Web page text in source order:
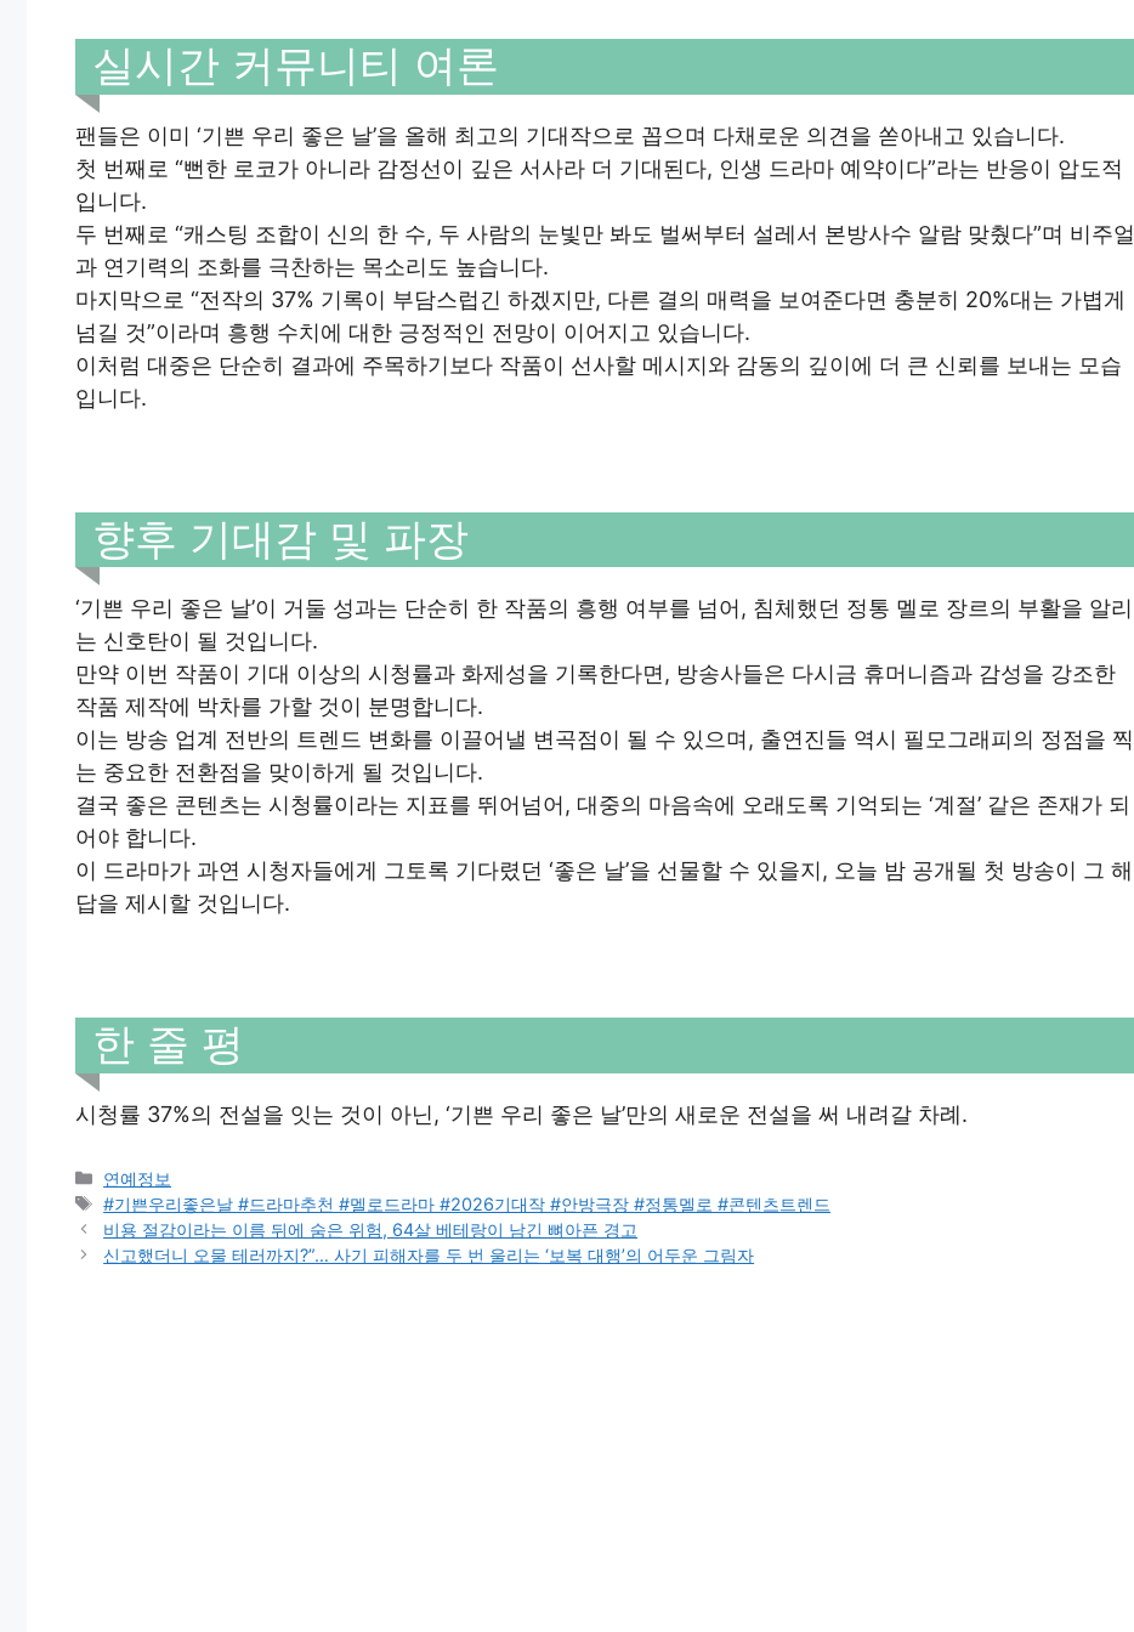
실시간 커뮤니티 여론
팬들은 이미 ‘기쁜 우리 좋은 날’을 올해 최고의 기대작으로 꼽으며 다채로운 의견을 쏟아내고 있습니다.
첫 번째로 “뻔한 로코가 아니라 감정선이 깊은 서사라 더 기대된다, 인생 드라마 예약이다”라는 반응이 압도적
입니다.
두 번째로 “캐스팅 조합이 신의 한 수, 두 사람의 눈빛만 봐도 벌써부터 설레서 본방사수 알람 맞췄다”며 비주얼
과 연기력의 조화를 극찬하는 목소리도 높습니다.
마지막으로 “전작의 37% 기록이 부담스럽긴 하겠지만, 다른 결의 매력을 보여준다면 충분히 20%대는 가볍게
넘길 것”이라며 흥행 수치에 대한 긍정적인 전망이 이어지고 있습니다.
이처럼 대중은 단순히 결과에 주목하기보다 작품이 선사할 메시지와 감동의 깊이에 더 큰 신뢰를 보내는 모습
입니다.
향후 기대감 및 파장
‘기쁜 우리 좋은 날’이 거둘 성과는 단순히 한 작품의 흥행 여부를 넘어, 침체했던 정통 멜로 장르의 부활을 알리
는 신호탄이 될 것입니다.
만약 이번 작품이 기대 이상의 시청률과 화제성을 기록한다면, 방송사들은 다시금 휴머니즘과 감성을 강조한
작품 제작에 박차를 가할 것이 분명합니다.
이는 방송 업계 전반의 트렌드 변화를 이끌어낼 변곡점이 될 수 있으며, 출연진들 역시 필모그래피의 정점을 찍
는 중요한 전환점을 맞이하게 될 것입니다.
결국 좋은 콘텐츠는 시청률이라는 지표를 뛰어넘어, 대중의 마음속에 오래도록 기억되는 ‘계절’ 같은 존재가 되
어야 합니다.
이 드라마가 과연 시청자들에게 그토록 기다렸던 ‘좋은 날’을 선물할 수 있을지, 오늘 밤 공개될 첫 방송이 그 해
답을 제시할 것입니다.
한 줄 평
시청률 37%의 전설을 잇는 것이 아닌, ‘기쁜 우리 좋은 날’만의 새로운 전설을 써 내려갈 차례.
Categories
연예정보
Tags
#기쁜우리좋은날 #드라마추천 #멜로드라마 #2026기대작 #안방극장 #정통멜로 #콘텐츠트렌드
비용 절감이라는 이름 뒤에 숨은 위험, 64살 베테랑이 남긴 뼈아픈 경고
신고했더니 오물 테러까지?”… 사기 피해자를 두 번 울리는 ‘보복 대행’의 어두운 그림자